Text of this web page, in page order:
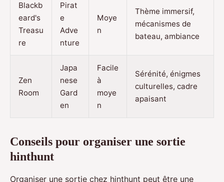
Blackb
eard's
Treasu
re
Pirat
e
Adve
nture
Moye
n
Thème immersif,
mécanismes de
bateau, ambiance
Zen
Room
Japa
nese
Gard
en
Facile
à
moye
n
Sérénité, énigmes
culturelles, cadre
apaisant
Conseils pour organiser une sortie
hinthunt
Organiser une sortie chez hinthunt peut être une